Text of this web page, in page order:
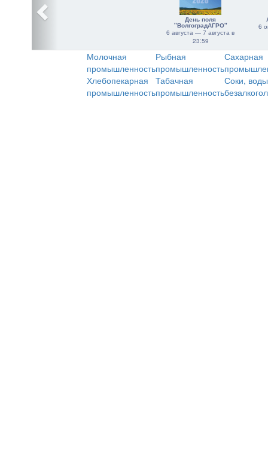
День поля
"ВолгоградАГРО"
6 августа — 7 августа в
23:59
6
Молочная
промышленность
Рыбная
промышленность
Сахарная
Хлебопекарная
промышленность
Табачная
промышленность
Соки,